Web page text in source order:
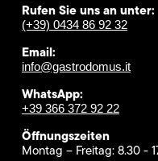
Rufen Sie uns an unter:
(+39) 0434 86 92 32
Email:
info@gastrodomus.it
WhatsApp:
+39 366 372 92 22
Öffnungszeiten
Montag – Freitag: 8.30 -